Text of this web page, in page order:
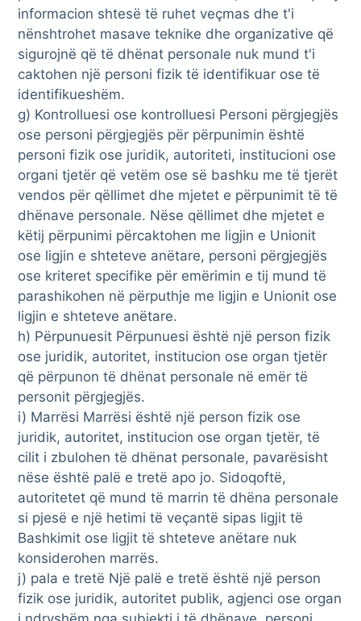
informacion shtesë të ruhet veçmas dhe t'i
nënshtrohet masave teknike dhe organizative që
sigurojnë që të dhënat personale nuk mund t'i
caktohen një personi fizik të identifikuar ose të
identifikueshëm.
g) Kontrolluesi ose kontrolluesi Personi përgjegjës
ose personi përgjegjës për përpunimin është
personi fizik ose juridik, autoriteti, institucioni ose
organi tjetër që vetëm ose së bashku me të tjerët
vendos për qëllimet dhe mjetet e përpunimit të të
dhënave personale. Nëse qëllimet dhe mjetet e
këtij përpunimi përcaktohen me ligjin e Unionit
ose ligjin e shteteve anëtare, personi përgjegjës
ose kriteret specifike për emërimin e tij mund të
parashikohen në përputhje me ligjin e Unionit ose
ligjin e shteteve anëtare.
h) Përpunuesit Përpunuesi është një person fizik
ose juridik, autoritet, institucion ose organ tjetër
që përpunon të dhënat personale në emër të
personit përgjegjës.
i) Marrësi Marrësi është një person fizik ose
juridik, autoritet, institucion ose organ tjetër, të
cilit i zbulohen të dhënat personale, pavarësisht
nëse është palë e tretë apo jo. Sidoqoftë,
autoritetet që mund të marrin të dhëna personale
si pjesë e një hetimi të veçantë sipas ligjit të
Bashkimit ose ligjit të shteteve anëtare nuk
konsiderohen marrës.
j) pala e tretë Një palë e tretë është një person
fizik ose juridik, autoritet publik, agjenci ose organ